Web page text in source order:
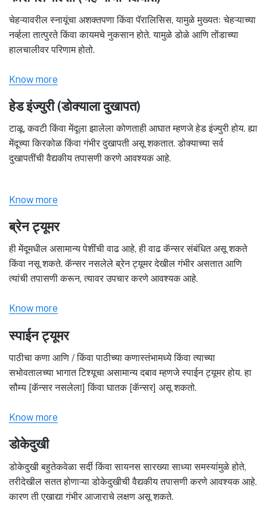
चेहऱ्यावरील स्नायूंचा अशक्तपणा किंवा पॅरालिसिस, यामुळे मुख्यतः चेहऱ्याच्या
नर्व्हला तात्पुरते किंवा कायमचे नुकसान होते. यामुळे डोळे आणि तोंडाच्या
हालचालीवर परिणाम होतो.
Know more
हेड इंज्युरी (डोक्याला दुखापत)
टाळू, कवटी किंवा मेंदूला झालेला कोणताही आघात म्हणजे हेड इंज्युरी होय. ह्या
मेंदूच्या किरकोळ किंवा गंभीर दुखापती असू शकतात. डोक्याच्या सर्व
दुखापतींची वैद्यकीय तपासणी करणे आवश्यक आहे.
Know more
ब्रेन ट्यूमर
ही मेंदूमधील असामान्य पेशींची वाढ आहे, ही वाढ कॅन्सर संबंधित असू शकते
किंवा नसू शकते. कॅन्सर नसलेले ब्रेन ट्यूमर देखील गंभीर असतात आणि
त्यांची तपासणी करून, त्यावर उपचार करणे आवश्यक आहे.
Know more
स्पाईन ट्यूमर
पाठीचा कणा आणि / किंवा पाठीच्या कणास्तंभामध्ये किंवा त्याच्या
सभोवतालच्या भागात टिश्यूचा असामान्य दबाव म्हणजे स्पाईन ट्यूमर होय. हा
सौम्य [कॅन्सर नसलेला] किंवा घातक [कॅन्सर] असू शकतो.
Know more
डोकेदुखी
डोकेदुखी बहुतेकवेळा सर्दी किंवा सायनस सारख्या साध्या समस्यांमुळे होते,
तरीदेखील सतत होणाऱ्या डोकेदुखीची वैद्यकीय तपासणी करणे आवश्यक आहे.
कारण ती एखाद्या गंभीर आजाराचे लक्षण असू शकते.